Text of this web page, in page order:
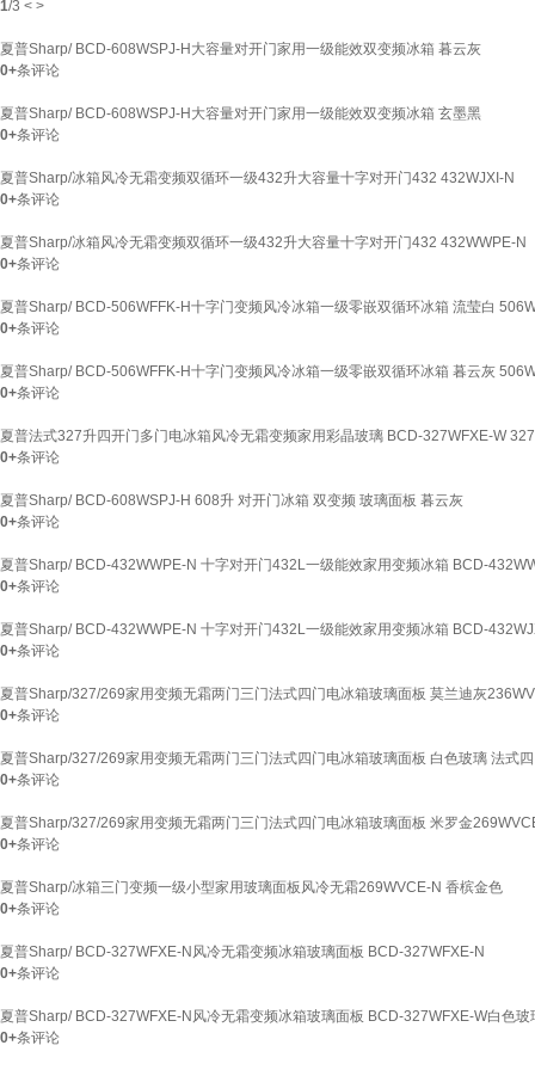
1/3 < >
夏普Sharp/ BCD-608WSPJ-H大容量对开门家用一级能效双变频冰箱 暮云灰
0+条评论
夏普Sharp/ BCD-608WSPJ-H大容量对开门家用一级能效双变频冰箱 玄墨黑
0+条评论
夏普Sharp/冰箱风冷无霜变频双循环一级432升大容量十字对开门432 432WJXI-N
0+条评论
夏普Sharp/冰箱风冷无霜变频双循环一级432升大容量十字对开门432 432WWPE-N
0+条评论
夏普Sharp/ BCD-506WFFK-H十字门变频风冷冰箱一级零嵌双循环冰箱 流莹白
0+条评论
夏普Sharp/ BCD-506WFFK-H十字门变频风冷冰箱一级零嵌双循环冰箱 暮云灰
0+条评论
夏普法式327升四开门多门电冰箱风冷无霜变频家用彩晶玻璃 BCD-327WFXE-W
0+条评论
夏普Sharp/ BCD-608WSPJ-H 608升 对开门冰箱 双变频 玻璃面板 暮云灰
0+条评论
夏普Sharp/ BCD-432WWPE-N 十字对开门432L一级能效家用变频冰箱 BCD-
0+条评论
夏普Sharp/ BCD-432WWPE-N 十字对开门432L一级能效家用变频冰箱 BCD-
0+条评论
夏普Sharp/327/269家用变频无霜两门三门法式四门电冰箱玻璃面板 莫兰迪灰
0+条评论
夏普Sharp/327/269家用变频无霜两门三门法式四门电冰箱玻璃面板 白色玻璃 法式
0+条评论
夏普Sharp/327/269家用变频无霜两门三门法式四门电冰箱玻璃面板 米罗金
0+条评论
夏普Sharp/冰箱三门变频一级小型家用玻璃面板风冷无霜269WVCE-N 香槟金色
0+条评论
夏普Sharp/ BCD-327WFXE-N风冷无霜变频冰箱玻璃面板 BCD-327WFXE-N
0+条评论
夏普Sharp/ BCD-327WFXE-N风冷无霜变频冰箱玻璃面板 BCD-327WFXE-W白色
0+条评论